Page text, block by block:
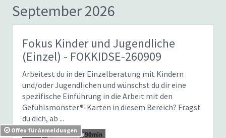
September 2026
Fokus Kinder und Jugendliche
(Einzel) - FOKKIDSE-260909
Arbeitest du in der Einzelberatung mit Kindern
und/oder Jugendlichen und wünschst du dir eine
spezifische Einführung in die Arbeit mit den
Gefühlsmonster®-Karten in diesem Bereich? Fragst
du dich, ab ...
Offen für Anmeldungen